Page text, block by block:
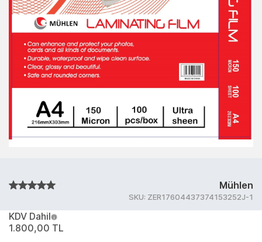
Mühlen
SKU: ZER17604437374153252J-1
KDV Dahil
1.800,00 TL